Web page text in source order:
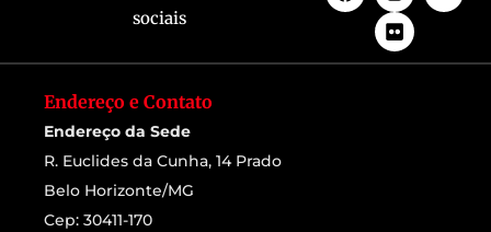
sociais
Endereço e Contato
Endereço da Sede
R. Euclides da Cunha, 14 Prado
Belo Horizonte/MG
Cep: 30411-170